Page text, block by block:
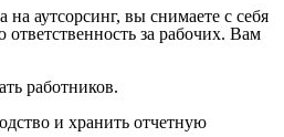
на аутсорсинг, вы снимаете с себя
за рабочих. Вам
работников.
и хранить отчетную